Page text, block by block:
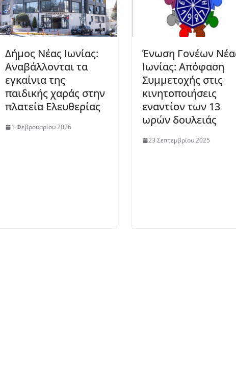
Δήμος Νέας Ιωνίας:
Αναβάλλονται τα
εγκαίνια της
παιδικής χαράς στην
πλατεία Ελευθερίας
1 Φεβρουαρίου 2026
Ένωση Γονέων
Ιωνίας: Απόφαση
Συμμετοχής στις
κινητοποιήσεις
εναντίον των 13
ωρών δουλειάς
23 Σεπτεμβρίου 2025